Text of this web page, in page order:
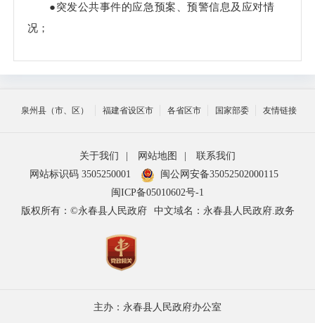
●突发公共事件的应急预案、预警信息及应对情
况；
●市场监督检查情况；
具体信息目录在“泉州市永春县人民政府”门户网
名称
源
号
期
期
泉州县（市、区） 福建省设区市 各省区市 国家部委 友情链接
关于我们 网站地图
联系我们
网站标识码 3505250001
闽公网安备35052502000115
闽ICP备05010602号-1
版权所有：©永春县人民政府
中文域名：永春县人民政府.政务
主办：永春县人民政府办公室